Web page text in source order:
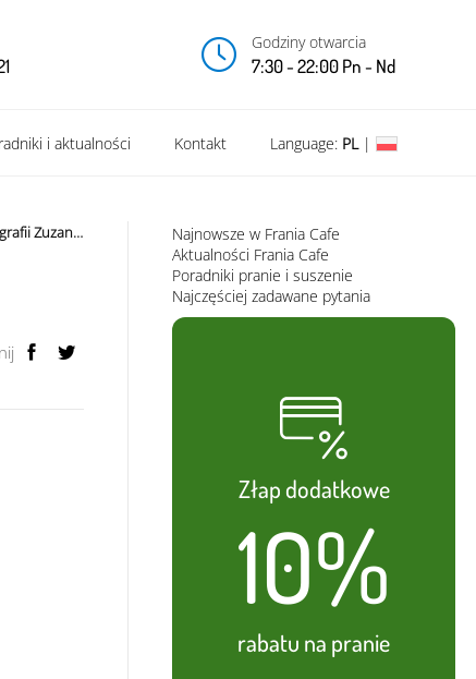
Godziny otwarcia
7:30 - 22:00 Pn - Nd
i aktualności Kontakt Language: PL|
Zapraszamy na wystawę fotografii Zuzanny Kudzia
Najnowsze w Frania Cafe
Aktualności Frania Cafe
Poradniki pranie i suszenie
Najczęściej zadawane pytania
Złap dodatkowe
10%
rabatu na pranie